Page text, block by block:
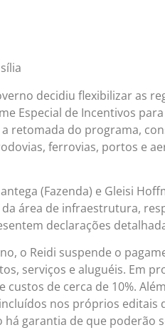
decidiu flexibilizar as
Especial de Incentivos
retomada do programa,
ferrovias, portos e
(Fazenda) e Gleisi
área de infraestrutura,
declarações
o Reidi suspende o
serviços e aluguéis. Em
de cerca de 10%.
nos próprios editais
garantia de que poderão